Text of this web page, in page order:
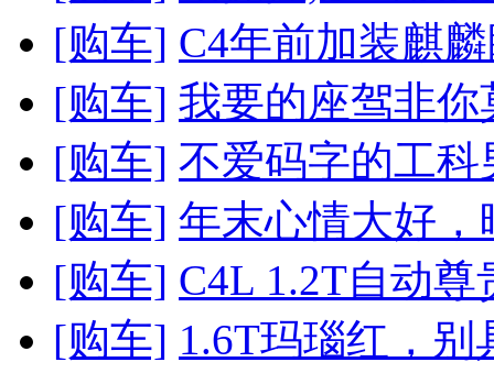
[购车] C4年前加装麒
[购车] 我要的座驾非你
[购车] 不爱码字的工
[购车] 年末心情大好，
[购车] C4L 1.2T自动尊
[购车] 1.6T玛瑙红，别